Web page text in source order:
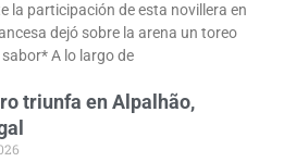
la participación de esta novillera en
dejó sobre la arena un toreo
A lo largo de
triunfa en Alpalhão,